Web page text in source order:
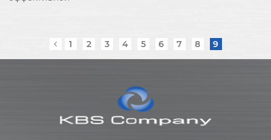
1 2 3 4 5 6 7 8 9